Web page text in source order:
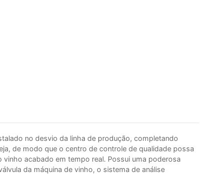
no desvio da linha de produção, completando
de modo que o centro de controle de qualidade possa
acabado em tempo real. Possui uma poderosa
da máquina de vinho, o sistema de análise